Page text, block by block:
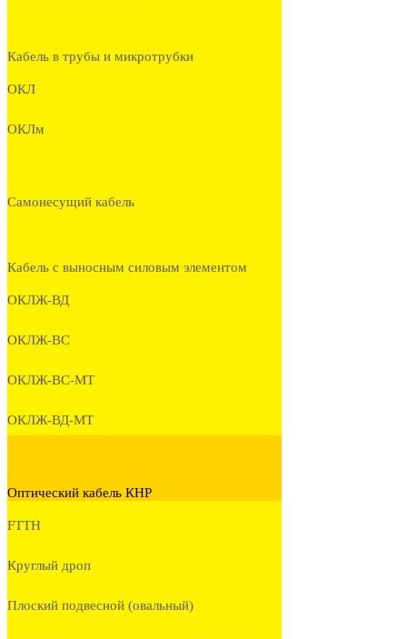
Кабель в трубы и микротрубки
ОКЛ
ОКЛм
Самонесущий кабель
Кабель с выносным силовым элементом
ОКЛЖ-ВД
ОКЛЖ-ВС
ОКЛЖ-ВС-МТ
ОКЛЖ-ВД-МТ
Оптический кабель КНР
FTTH
Круглый дроп
Плоский подвесной (овальный)